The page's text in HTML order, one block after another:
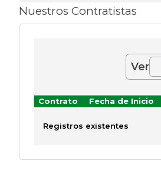
Nuestros Contratistas
Ver
Contrato Fecha de Inicio
Registros existentes